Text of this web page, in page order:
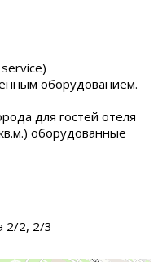
оборудованием.
для гостей отеля
оборудованные
2/2, 2/3